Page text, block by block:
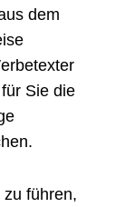
dem
Sie die
führen,